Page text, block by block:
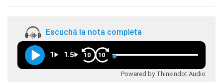
Escuchá la nota completa
1 1.5 10 10
Powered by Thinkindot Audio